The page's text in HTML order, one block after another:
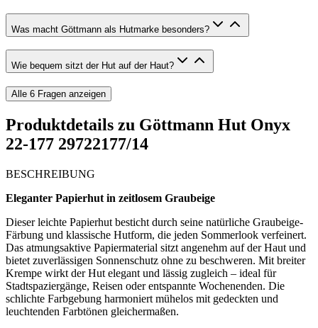
Was macht Göttmann als Hutmarke besonders?
Wie bequem sitzt der Hut auf der Haut?
Alle 6 Fragen anzeigen
Produktdetails zu Göttmann Hut Onyx
22-177 29722177/14
BESCHREIBUNG
Eleganter Papierhut in zeitlosem Graubeige
Dieser leichte Papierhut besticht durch seine natürliche Graubeige-
Färbung und klassische Hutform, die jeden Sommerlook verfeinert.
Das atmungsaktive Papiermaterial sitzt angenehm auf der Haut und
bietet zuverlässigen Sonnenschutz ohne zu beschweren. Mit breiter
Krempe wirkt der Hut elegant und lässig zugleich – ideal für
Stadtspaziergänge, Reisen oder entspannte Wochenenden. Die
schlichte Farbgebung harmoniert mühelos mit gedeckten und
leuchtenden Farbtönen gleichermaßen.